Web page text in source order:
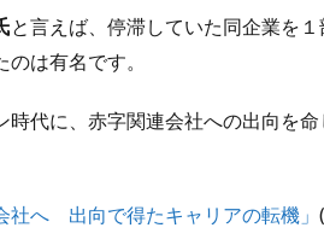
と言えば、停滞していた同企業を
は有名です。
時代に、赤字関連会社への出向を
社へ 出向で得たキャリアの転機」